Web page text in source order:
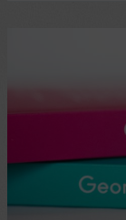
Srinawk
Khamhawm),